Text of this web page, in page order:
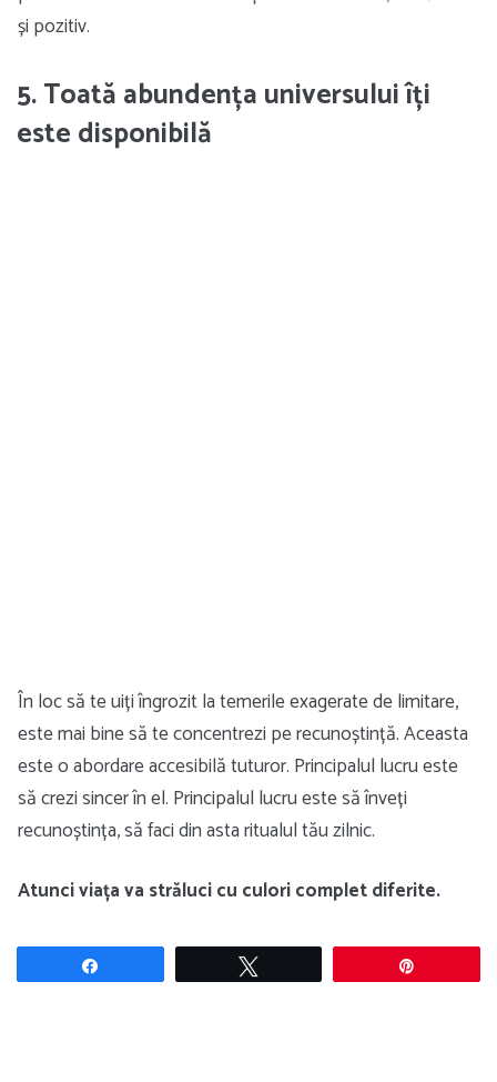
și pozitiv.
5. Toată abundența universului îți
este disponibilă
În loc să te uiți îngrozit la temerile exagerate de limitare,
este mai bine să te concentrezi pe recunoștință. Aceasta
este o abordare accesibilă tuturor. Principalul lucru este
să crezi sincer în el. Principalul lucru este să înveți
recunoștința, să faci din asta ritualul tău zilnic.
Atunci viața va străluci cu culori complet diferite.